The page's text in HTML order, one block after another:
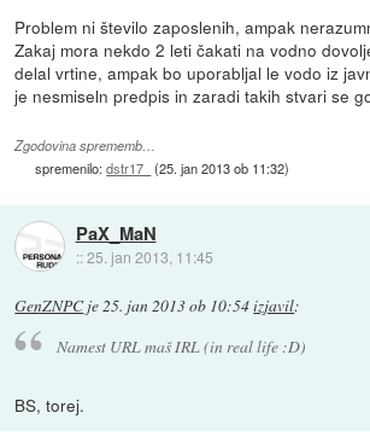
Problem ni število zaposlenih, ampak
Zakaj mora nekdo 2 leti čakati na vodno
delal vrtine, ampak bo uporabljal le vodo iz
je nesmiseln predpis in zaradi takih stvari se
Zgodovina sprememb…
spremenilo:dstr17_ (25. jan 2013 ob 11:32)
PaX_MaN
::25. jan 2013, 11:45
GenZNPCje25. jan 2013 ob 10:54izjavil:
Namest URL maš IRL (in real life :D)
BS, torej.